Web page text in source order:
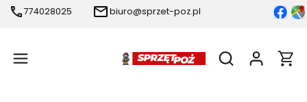
774028025 biuro@sprzet-poz.pl
Otwórz